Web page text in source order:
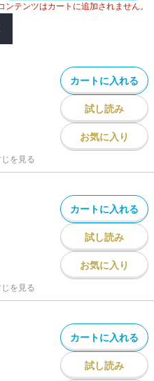
テンツはカートに追加されません。
カートに入れる
試し読み
お気に入り
を見る
カートに入れる
試し読み
お気に入り
を見る
カートに入れる
試し読み